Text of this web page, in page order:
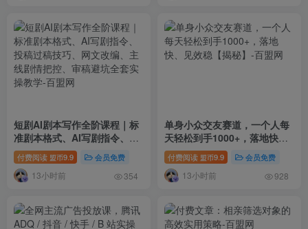
短剧AI剧本写作全阶课程｜标
准剧本格式、AI写剧指令、投
稿过稿技巧、网文改编、主线
剧情把控、审稿避坑全套实操
教学
付费阅读 盟币9.9 会员免费
13小时前 354
单身小众交友赛道，一个人每
天轻松到手1000+，落地快、
见效稳【揭秘】
付费阅读 盟币9.9 会员免费
13小时前 928